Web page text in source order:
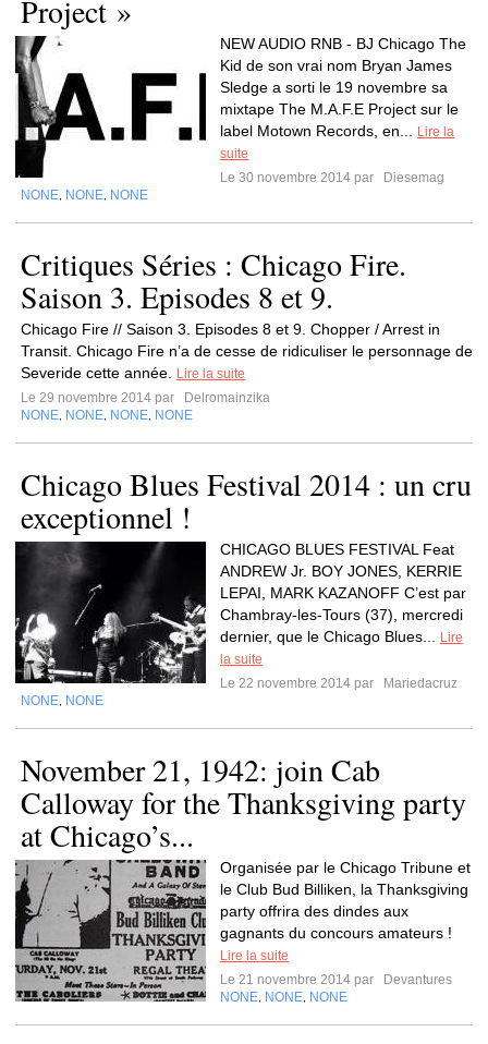
Project »
NEW AUDIO RNB - BJ Chicago The
Kid de son vrai nom Bryan James
Sledge a sorti le 19 novembre sa
mixtape The M.A.F.E Project sur le
label Motown Records, en...
Lire la
suite
Le 30 novembre 2014 par
Diesemag
NONE NONE NONE
Critiques Séries : Chicago Fire.
Saison 3. Episodes 8 et 9.
Chicago Fire // Saison 3. Episodes 8 et 9. Chopper / Arrest in
Transit. Chicago Fire n’a de cesse de ridiculiser le personnage de
Severide cette année.
Lire la suite
Le 29 novembre 2014 par
Delromainzika
NONE NONE NONE NONE
Chicago Blues Festival 2014 : un cru
exceptionnel !
CHICAGO BLUES FESTIVAL Feat
ANDREW Jr. BOY JONES, KERRIE
LEPAI, MARK KAZANOFF C’est par
Chambray-les-Tours (37), mercredi
dernier, que le Chicago Blues...
Lire
la suite
Le 22 novembre 2014 par
Mariedacruz
NONE NONE
November 21, 1942: join Cab
Calloway for the Thanksgiving party
at Chicago’s...
Organisée par le Chicago Tribune et
le Club Bud Billiken, la Thanksgiving
party offrira des dindes aux
gagnants du concours amateurs !
Lire la suite
Le 21 novembre 2014 par
Devantures
NONE NONE NONE